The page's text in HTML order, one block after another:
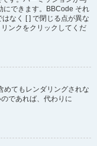
にできます。BBCode それ
なく [ ] で閉じる点が異な
ンクをクリックしてくだ
めてもレンダリングされな
であれば、代わりに